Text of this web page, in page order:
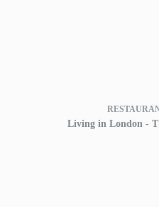
Living in London - T